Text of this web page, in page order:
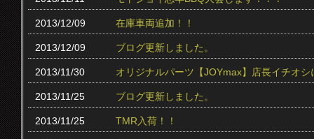
2013/12/09 在庫車両追加！！
2013/12/09 ブログ更新しました。
2013/11/30 オリジナルパーツ【JOYmax】店長イチオ
2013/11/25 ブログ更新しました。
2013/11/25 TMR入荷！！